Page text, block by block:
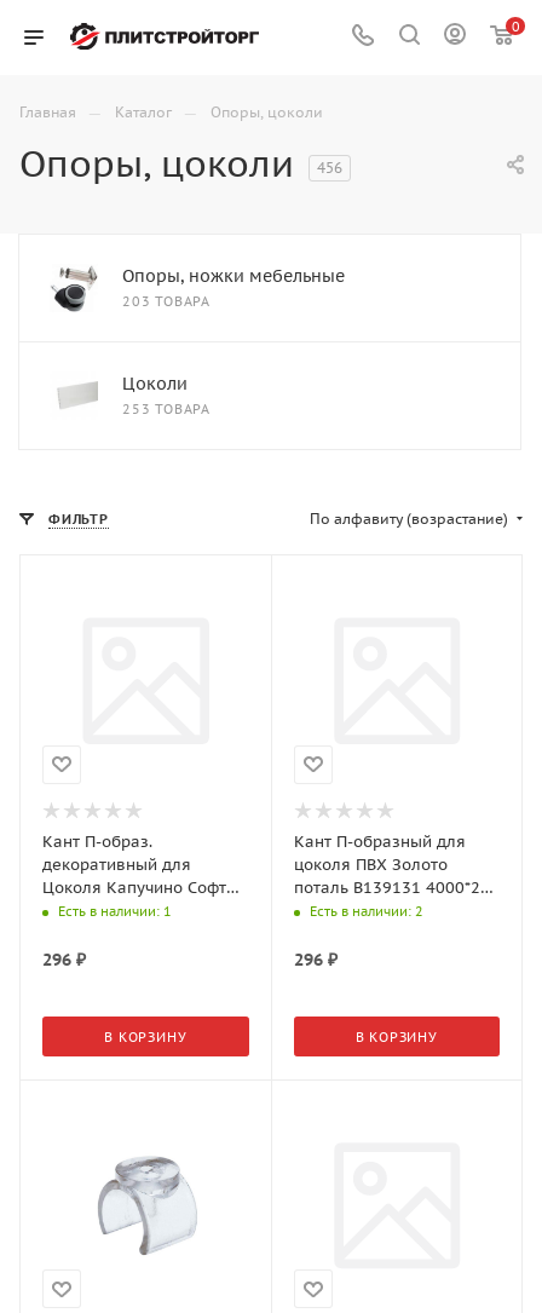
0
Главная — Каталог — Опоры, цоколи
Опоры, цоколи 456
Опоры, ножки мебельные
203 ТОВАРА
Цоколи
253 ТОВАРА
ФИЛЬТР По алфавиту (возрастание)
Кант П-образ.
декоративный для
Цоколя Капучино Софт
Тач В110666 4000*20 мм
Есть в наличии: 1
296 ₽
В КОРЗИНУ
Кант П-образный для
цоколя ПВХ Золото
поталь В139131 4000*20
ммЕсть в наличии: 2
296₽
В КОРЗИНУ